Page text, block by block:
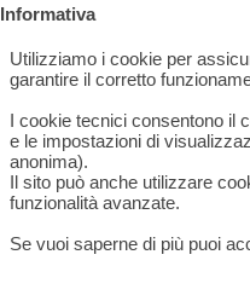
Informativa
Utilizziamo i cookie per
garantire il corretto
I cookie tecnici consentono il
e le impostazioni di
anonima).
Il sito può anche utilizzare
funzionalità avanzate.
Se vuoi saperne di più puoi